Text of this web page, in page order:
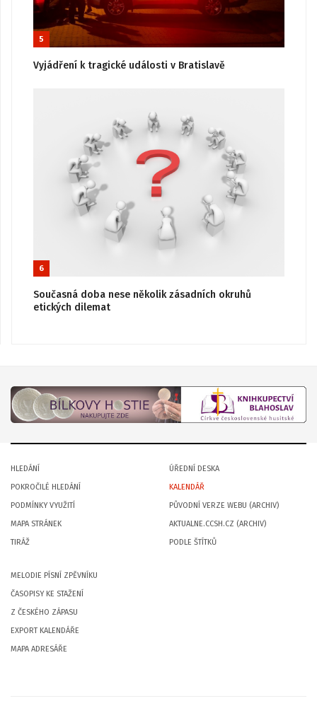
5
Vyjádření k tragické události v Bratislavě
6
Současná doba nese několik zásadních okruhů
etických dilemat
HLEDÁNÍ
POKROČILÉ HLEDÁNÍ
PODMÍNKY VYUŽITÍ
MAPA STRÁNEK
TIRÁŽ
ÚŘEDNÍ DESKA
KALENDÁŘ
PŮVODNÍ VERZE WEBU (ARCHIV)
AKTUALNE.CCSH.CZ (ARCHIV)
PODLE ŠTÍTKŮ
MELODIE PÍSNÍ ZPĚVNÍKU
ČASOPISY KE STAŽENÍ
Z ČESKÉHO ZÁPASU
EXPORT KALENDÁŘE
MAPA ADRESÁŘE